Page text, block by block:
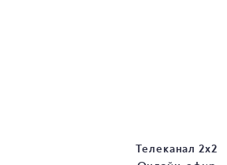
Телеканал 2х2